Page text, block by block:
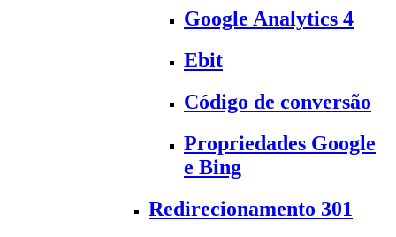
Google Analytics 4
Ebit
Código de conversão
Propriedades Google
e Bing
Redirecionamento 301